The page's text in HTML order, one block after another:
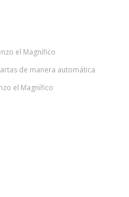
el Magnífico
de manera automática
el Magnífico